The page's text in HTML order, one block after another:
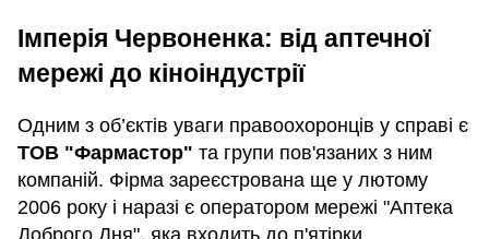
Імперія Червоненка: від аптечної
мережі до кіноіндустрії
Одним з об’єктів уваги правоохоронців у справі є
ТОВ "Фармастор" та групи пов'язаних з ним
компаній. Фірма зареєстрована ще у лютому
2006 року і наразі є оператором мережі "Аптека